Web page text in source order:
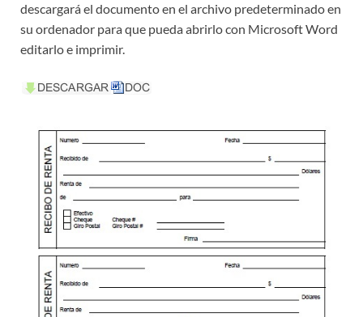
descargará el documento en el archivo predeterminado en
su ordenador para que pueda abrirlo con Microsoft Word
editarlo e imprimir.